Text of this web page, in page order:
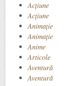
Acţiune
Acțiune
Animaţie
Animație
Anime
Articole
Aventură
Aventură